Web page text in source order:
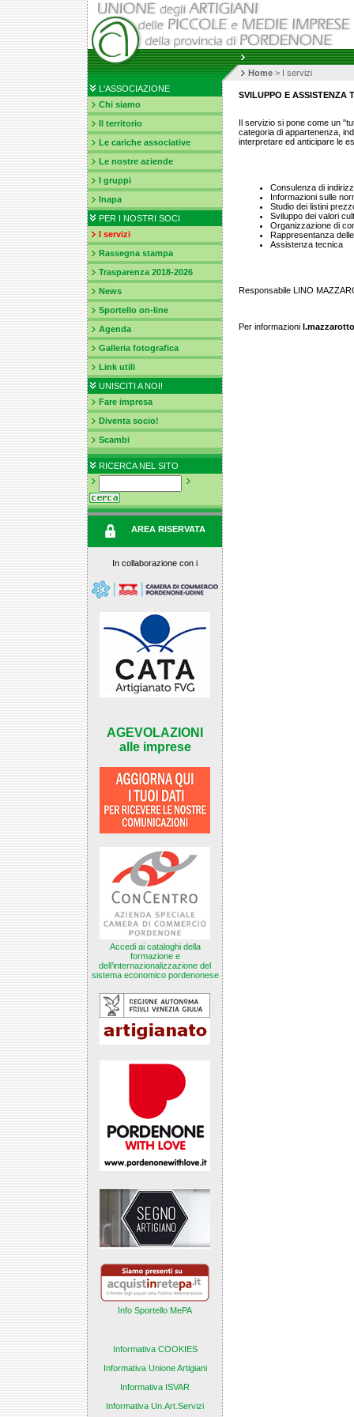
L'ASSOCIAZIONE
Chi siamo
Il territorio
Le cariche associative
Le nostre aziende
I gruppi
Inapa
PER I NOSTRI SOCI
I servizi
Rassegna stampa
Trasparenza 2018-2026
News
Sportello on-line
Agenda
Galleria fotografica
Link utili
UNISCITI A NOI!
Fare impresa
Diventa socio!
Scambi
RICERCA NEL SITO
AREA RISERVATA
In collaborazione con i
AGEVOLAZIONI
alle imprese
Accedi ai cataloghi della
formazione e
dell’internazionalizzazione del
sistema economico pordenonese
Info Sportello MePA
Informativa COOKIES
Informativa Unione Artigiani
Informativa ISVAR
Informativa Un.Art.Servizi
Home > I servizi
SVILUPPO E ASSISTENZA
Il servizio si pone come un
categoria di appartenenza,
interpretare ed anticipare le
Consulenza di
Informazioni sulle
Studio dei listini
Sviluppo dei valori
Organizzazione di
Rappresentanza
Assistenza tecnica
Responsabile LINO
Per informazioni